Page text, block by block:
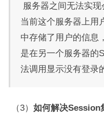
服务器之间无法实
当前这个服务器上用
中存储了用户的信息
是在另一个服务器的
法调用显示没有登录
（3） 如何解决Session